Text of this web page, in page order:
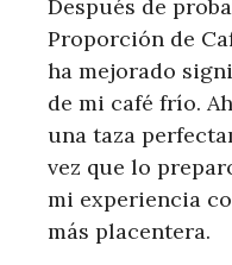
Después de
Proporción de
ha mejorado
de mi café frío.
una taza
vez que lo
mi experiencia
más placentera.